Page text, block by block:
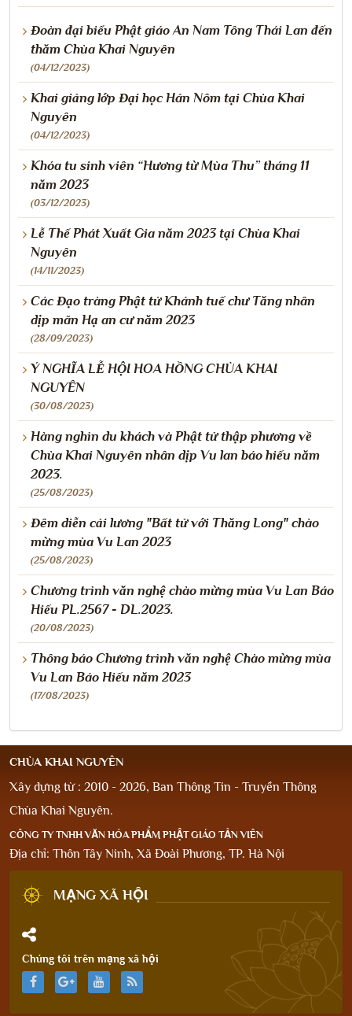
Đoàn đại biểu Phật giáo An Nam Tông Thái Lan đến
thăm Chùa Khai Nguyên
(04/12/2023)
Khai giảng lớp Đại học Hán Nôm tại Chùa Khai
Nguyên
(04/12/2023)
Khóa tu sinh viên “Hương từ Mùa Thu” tháng 11
năm 2023
(03/12/2023)
Lễ Thế Phát Xuất Gia năm 2023 tại Chùa Khai
Nguyên
(14/11/2023)
Các Đạo tràng Phật tử Khánh tuế chư Tăng nhân
dịp mãn Hạ an cư năm 2023
(28/09/2023)
Ý NGHĨA LỄ HỘI HOA HỒNG CHÙA KHAI
NGUYÊN
(30/08/2023)
Hàng nghìn du khách và Phật tử thập phương về
Chùa Khai Nguyên nhân dịp Vu lan báo hiếu năm
2023.
(25/08/2023)
Đêm diễn cải lương "Bất tử với Thăng Long" chào
mừng mùa Vu Lan 2023
(25/08/2023)
Chương trình văn nghệ chào mừng mùa Vu Lan Báo
Hiếu PL.2567 - DL.2023.
(20/08/2023)
Thông báo Chương trình văn nghệ Chào mừng mùa
Vu Lan Báo Hiếu năm 2023
(17/08/2023)
CHÙA KHAI NGUYÊN
Xây dựng từ : 2010 - 2026, Ban Thông Tin - Truyền Thông
Chùa Khai Nguyên.
CÔNG TY TNHH VĂN HÓA PHẨM PHẬT GIÁO TẢN VIÊN
Địa chỉ: Thôn Tây Ninh, Xã Đoài Phương, TP. Hà Nội
MẠNG XÃ HỘI
Chúng tôi trên mạng xã hội